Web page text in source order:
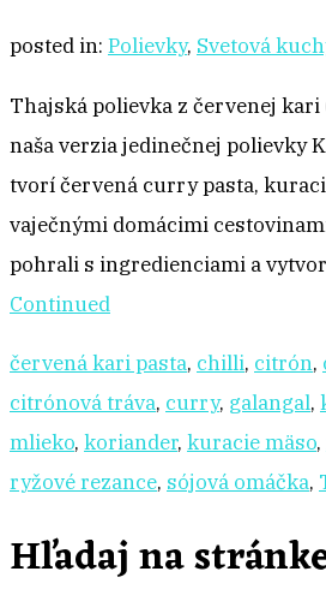
posted in: Polievky, Svetová
Thajská polievka z červenej
naša verzia jedinečnej polievky
tvorí červená curry pasta,
vaječnými domácimi
pohrali s ingredienciami a
Continued
červená kari pasta, chilli, citrón,
citrónová tráva, curry, galangal,
mlieko, koriander, kuracie mäso,
ryžové rezance, sójová omáčka,
Hľadaj na